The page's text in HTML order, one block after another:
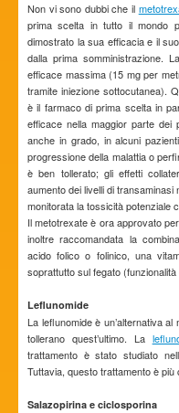
Non vi sono dubbi che il
prima scelta in tutto il mondo
dimostrato la sua efficacia e il
dalla prima somministrazione.
efficace massima (15 mg per
tramite iniezione sottocutanea).
è il farmaco di prima scelta in
efficace nella maggior parte dei
anche in grado, in alcuni
progressione della malattia o
è ben tollerato; gli effetti
aumento dei livelli di
monitorata la tossicità potenziale
Il metotrexate è ora approvato
inoltre raccomandata la
acido folico o folinico, una
soprattutto sul fegato (funzionalità
Leflunomide
La leflunomide è un’alternativa
tollerano quest’ultimo. La
trattamento è stato studiato
Tuttavia, questo trattamento è
Salazopirina e ciclosporina